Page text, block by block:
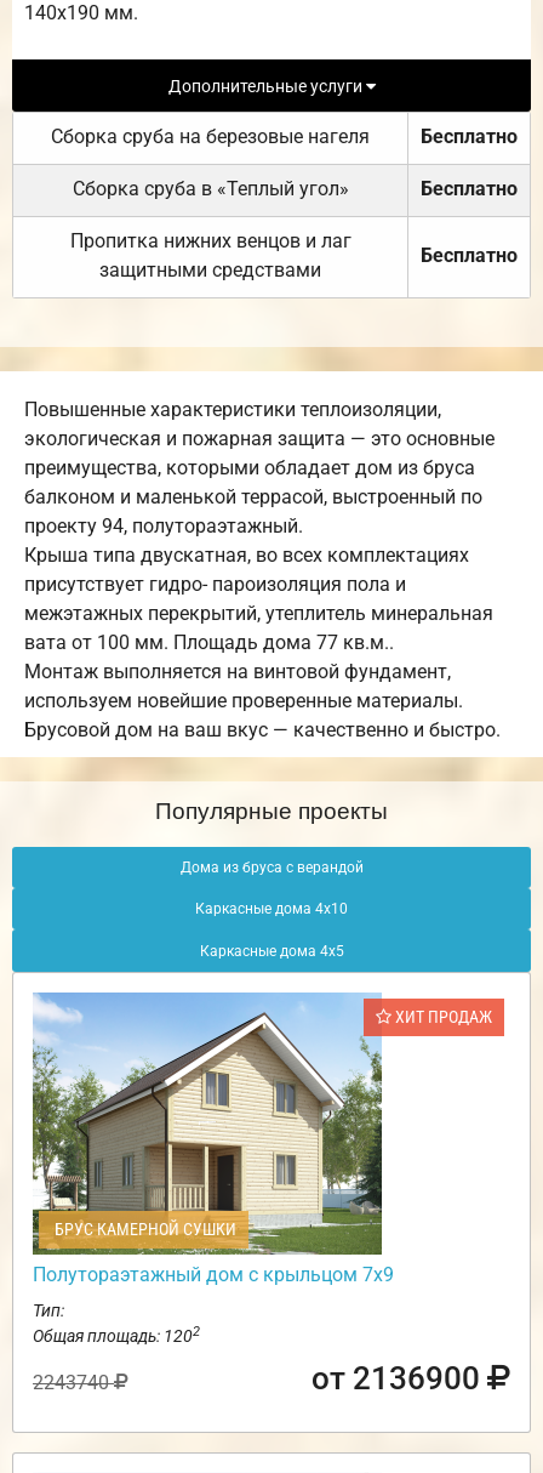
140х190 мм.
Дополнительные услуги
Сборка сруба на березовые нагеля Бесплатно
Сборка сруба в «Теплый угол» Бесплатно
Пропитка нижних венцов и лаг
защитными средствами
Бесплатно
Повышенные характеристики теплоизоляции,
экологическая и пожарная защита — это основные
преимущества, которыми обладает дом из бруса
балконом и маленькой террасой, выстроенный по
проекту 94, полутораэтажный.
Крыша типа двускатная, во всех комплектациях
присутствует гидро- пароизоляция пола и
межэтажных перекрытий, утеплитель минеральная
вата от 100 мм. Площадь дома 77 кв.м..
Монтаж выполняется на винтовой фундамент,
используем новейшие проверенные материалы.
Брусовой дом на ваш вкус — качественно и быстро.
Популярные проекты
Дома из бруса с верандой
Каркасные дома 4х10
Каркасные дома 4х5
ХИТ ПРОДАЖ
БРУС КАМЕРНОЙ СУШКИ
Полутораэтажный дом с крыльцом 7х9
Тип:
Общая площадь: 1202
2243740 от 2136900